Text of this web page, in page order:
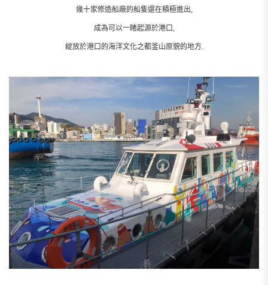
幾十家修造船廠的船隻還在積極進出,
成為可以一睹起源於港口,
綻放於港口的海洋文化之都釜山原貌的地方.